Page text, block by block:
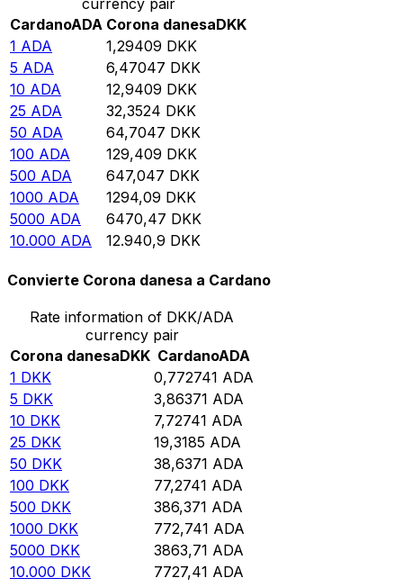
CardanoADA Corona danesaDKK
1 ADA 1,29409 DKK
5 ADA 6,47047 DKK
10 ADA 12,9409 DKK
25 ADA 32,3524 DKK
50 ADA 64,7047 DKK
100 ADA 129,409 DKK
500 ADA 647,047 DKK
1000 ADA 1294,09 DKK
5000 ADA 6470,47 DKK
10.000 ADA 12.940,9 DKK
Convierte Corona danesa a Cardano
Rate information of DKK/ADA
currency pair
Corona danesaDKK CardanoADA
1 DKK 0,772741 ADA
5 DKK 3,86371 ADA
10 DKK 7,72741 ADA
25 DKK 19,3185 ADA
50 DKK 38,6371 ADA
100 DKK 77,2741 ADA
500 DKK 386,371 ADA
1000 DKK 772,741 ADA
5000 DKK 3863,71 ADA
10.000 DKK 7727,41 ADA